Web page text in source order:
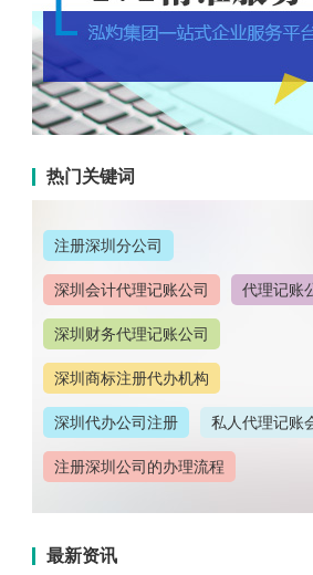
热门关键词
注册深圳分公司
深圳会计代理记账公司 代理记账
深圳财务代理记账公司
深圳商标注册代办机构
深圳代办公司注册 私人代理记账
注册深圳公司的办理流程
深圳公司注册流程 深圳商标注册
深圳公司注册地址变更
最新资讯